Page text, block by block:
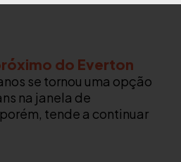
do Everton
se tornou uma opção
na janela de
tende a continuar